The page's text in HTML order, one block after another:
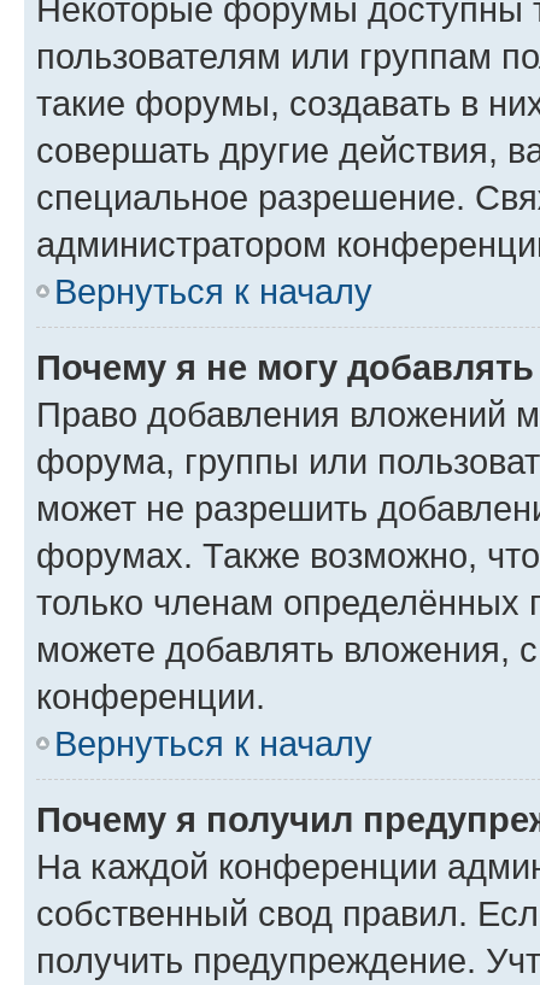
Некоторые форумы доступны
пользователям или группам
такие форумы, создавать в
совершать другие действия,
специальное разрешение.
администратором
Вернуться к началу
Почему я не могу
Право добавления вложений
форума, группы или
может не разрешить
форумах. Также возможно,
только членам определённых
можете добавлять вложения,
конференции.
Вернуться к началу
Почему я получил
На каждой конференции
собственный свод правил.
получить предупреждение.